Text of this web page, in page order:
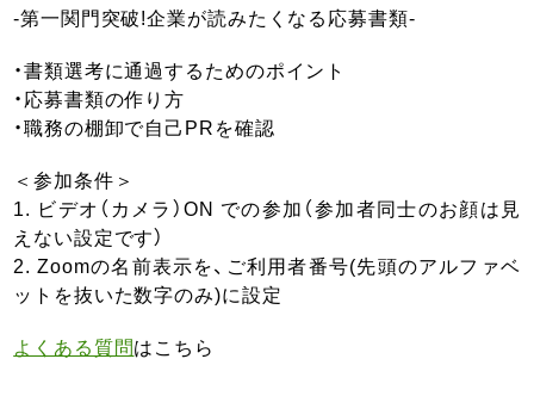
-第一関門突破!企業が読みたくなる応募書類-
・書類選考に通過するためのポイント
・応募書類の作り方
・職務の棚卸で自己PRを確認
＜参加条件＞
1. ビデオ（カメラ）ON での参加（参加者同士のお顔は見
えない設定です）
2. Zoomの名前表示を、ご利用者番号(先頭のアルファベ
ットを抜いた数字のみ)に設定
よくある質問はこちら